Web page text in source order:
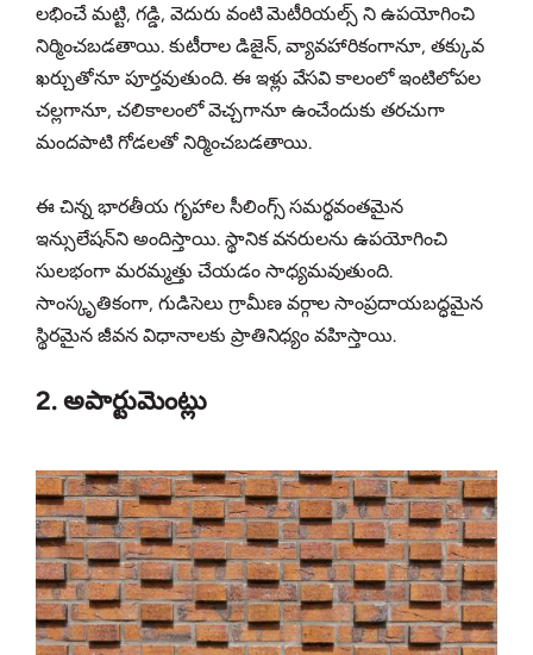
లభించే మట్టి, గడ్డి, వెదురు వంటి మెటీరియల్స్ ని ఉపయోగించి
నిర్మించబడతాయి. కుటీరాల డిజైన్, వ్యావహారికంగానూ, తక్కువ
ఖర్చుతోనూ పూర్తవుతుంది. ఈ ఇళ్లు వేసవి కాలంలో ఇంటిలోపల
చల్లగానూ, చలికాలంలో వెచ్చగానూ ఉంచేందుకు తరచుగా
మందపాటి గోడలతో నిర్మించబడతాయి.
ఈ చిన్న భారతీయ గృహాల సీలింగ్స్ సమర్థవంతమైన
ఇన్సులేషన్‌ని అందిస్తాయి. స్థానిక వనరులను ఉపయోగించి
సులభంగా మరమ్మత్తు చేయడం సాధ్యమవుతుంది.
సాంస్కృతికంగా, గుడిసెలు గ్రామీణ వర్గాల సాంప్రదాయబద్ధమైన
స్థిరమైన జీవన విధానాలకు ప్రాతినిధ్యం వహిస్తాయి.
2. అపార్టుమెంట్లు